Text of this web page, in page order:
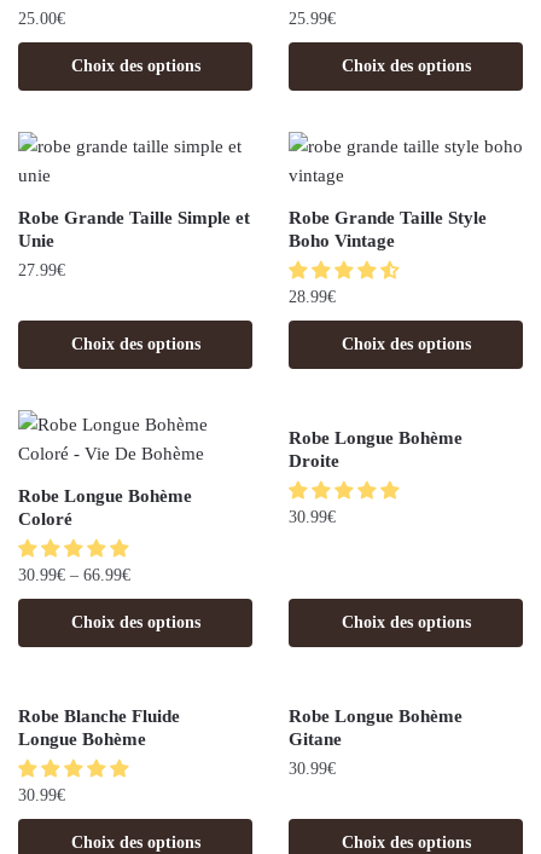
25.00€
Choix des options
25.99€
Choix des options
Robe Grande Taille Simple et
Unie
27.99€
Choix des options
Robe Grande Taille Style
Boho Vintage
28.99€
Choix des options
Robe Longue Bohème
Coloré
30.99€ – 66.99€
Choix des options
Robe Longue Bohème
Droite
30.99€
Choix des options
Robe Blanche Fluide
Longue Bohème
30.99€
Choix des options
Robe Longue Bohème
Gitane
30.99€
Choix des options